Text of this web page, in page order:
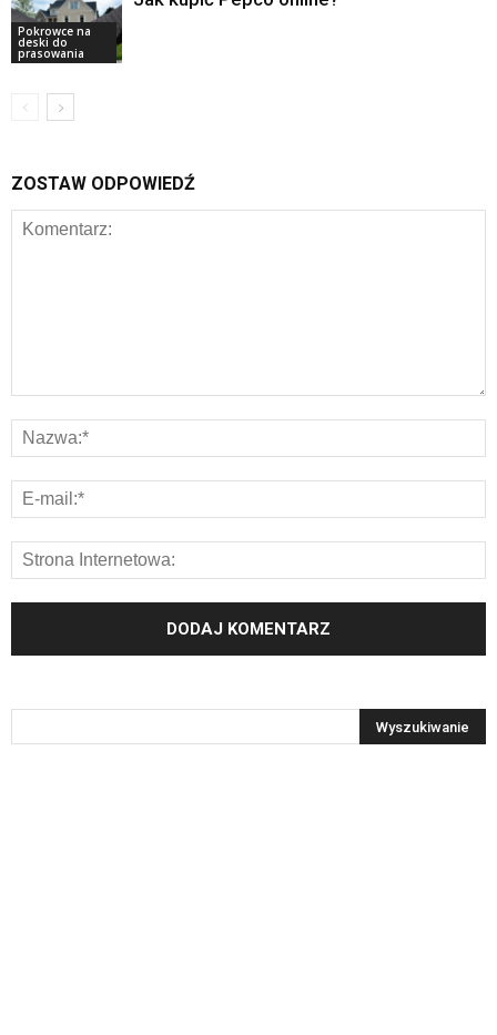
Pokrowce na
deski do
prasowania
ZOSTAW ODPOWIEDŹ